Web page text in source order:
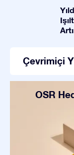
Çevrimiçi
OSR